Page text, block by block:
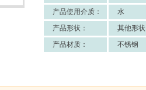
产品使用介质：
水
产品形状：
其他形状
产品材质：
不锈钢